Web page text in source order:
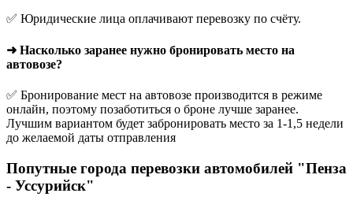
✅ Юридические лица оплачивают перевозку по счёту.
➜ Насколько заранее нужно бронировать место на
автовозе?
✅ Бронирование мест на автовозе производится в режиме
онлайн, поэтому позаботиться о броне лучше заранее.
Лучшим вариантом будет забронировать место за 1-1,5 недели
до желаемой даты отправления
Попутные города перевозки автомобилей "Пенза
- Уссурийск"